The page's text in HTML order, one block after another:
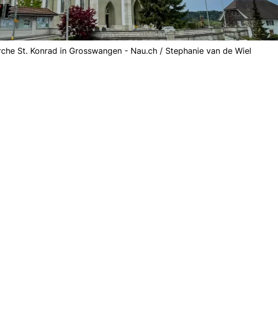
St. Konrad in Grosswangen - Nau.ch / Stephanie van de Wiel